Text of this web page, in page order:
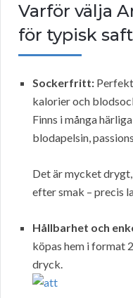
Varför välja
för typisk
Sockerfritt:
kalorier och
Finns i många
blodapelsin,
Det är mycket
efter smak – precis
Hållbarhet och
köpas hem i format
dryck.